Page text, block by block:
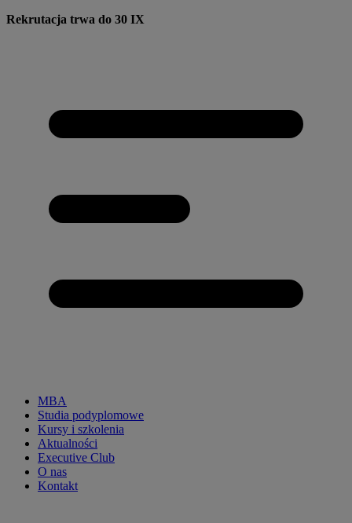
Przejdź
Rekrutacja trwa do 30 IX
CKP
menu
main
MBA
Studia podyplomowe
Kursy i szkolenia
Aktualności
Executive Club
O nas
Kontakt